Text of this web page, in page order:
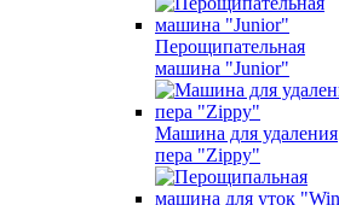
Перощипательная
машина "Junior"
Машина для удаления
пера "Zippy"